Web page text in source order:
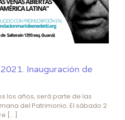
Inauguración de
los años, será parte de las
del Patrimonio. El sábado 2
[…]